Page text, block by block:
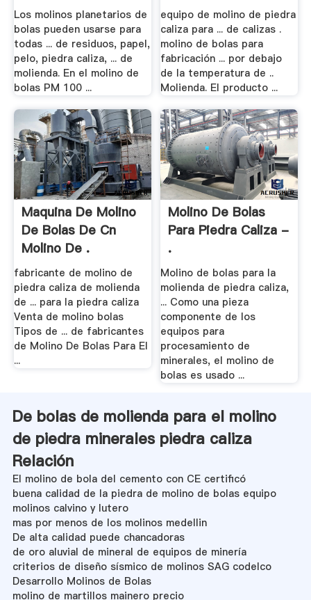
Los molinos planetarios de
bolas pueden usarse para
todas ... de residuos, papel,
pelo, piedra caliza, ... de
molienda. En el molino de
bolas PM 100 ...
equipo de molino de piedra
caliza para ... de calizas .
molino de bolas para
fabricación ... por debajo
de la temperatura de ..
Molienda. El producto ...
Maquina De Molino
De Bolas De Cn
Molino De .
fabricante de molino de
piedra caliza de molienda
de ... para la piedra caliza
Venta de molino bolas
Tipos de ... de fabricantes
de Molino De Bolas Para El
...
Molino De Bolas
Para Piedra Caliza -
.
Molino de bolas para la
molienda de piedra caliza,
... Como una pieza
componente de los
equipos para
procesamiento de
minerales, el molino de
bolas es usado ...
De bolas de molienda para el molino
de piedra minerales piedra caliza
Relación
El molino de bola del cemento con CE certificó
buena calidad de la piedra de molino de bolas equipo
molinos calvino y lutero
mas por menos de los molinos medellin
De alta calidad puede chancadoras
de oro aluvial de mineral de equipos de minería
criterios de diseño sísmico de molinos SAG codelco
Desarrollo Molinos de Bolas
molino de martillos mainero precio